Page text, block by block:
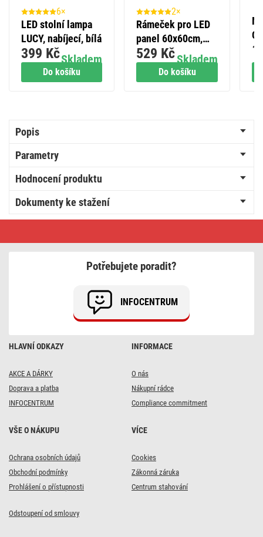
Do košíku
6×
LED stolní lampa
LUCY, nabíjecí, bílá
Skladem
399 Kč
Do košíku
2×
Rámeček pro LED
panel 60x60cm,
bezšroubovýSkladem
529 Kč 1
Popis
Parametry
Hodnocení produktu
Dokumenty ke stažení
bílá,
HLAVNÍ ODKAZY
AKCE A DÁRKY
Doprava a platba
INFOCENTRUM
INFORMACE
O nás
Nákupní rádce
Compliance commitment
VŠE O NÁKUPU
Ochrana osobních údajů
Obchodní podmínky
Prohlášení o přístupnosti
VÍCE
Cookies
Zákonná záruka
Centrum stahování
Odstoupení od smlouvy
Potřebujete poradit?
INFOCENTRUM